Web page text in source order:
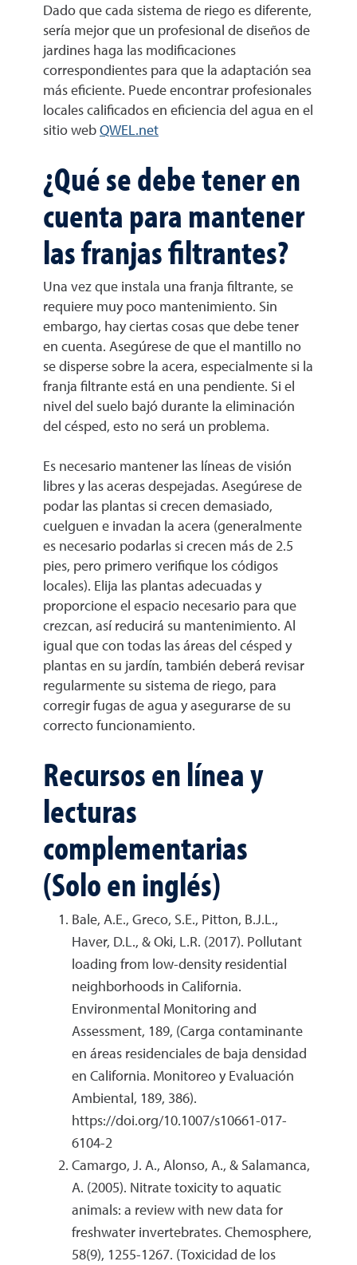
Dado que cada sistema de riego es diferente,
sería mejor que un profesional de diseños de
jardines haga las modificaciones
correspondientes para que la adaptación sea
más eficiente. Puede encontrar profesionales
locales calificados en eficiencia del agua en el
sitio webQWEL.net
¿Qué se debe tener en
cuenta para mantener
las franjas filtrantes?
Una vez que instala una franja filtrante, se
requiere muy poco mantenimiento. Sin
embargo, hay ciertas cosas que debe tener
en cuenta. Asegúrese de que el mantillo no
se disperse sobre la acera, especialmente si la
franja filtrante está en una pendiente. Si el
nivel del suelo bajó durante la eliminación
del césped, esto no será un problema.
Es necesario mantener las líneas de visión
libres y las aceras despejadas. Asegúrese de
podar las plantas si crecen demasiado,
cuelguen e invadan la acera (generalmente
es necesario podarlas si crecen más de 2.5
pies, pero primero verifique los códigos
locales). Elija las plantas adecuadas y
proporcione el espacio necesario para que
crezcan, así reducirá su mantenimiento. Al
igual que con todas las áreas del césped y
plantas en su jardín, también deberá revisar
regularmente su sistema de riego, para
corregir fugas de agua y asegurarse de su
correcto funcionamiento.
Recursos en línea y
lecturas
complementarias
(Solo en inglés)
Bale, A.E., Greco, S.E., Pitton, B.J.L.,
Haver, D.L., & Oki, L.R. (2017). Pollutant
loading from low-density residential
neighborhoods in California.
Environmental Monitoring and
Assessment, 189, (Carga contaminante
en áreas residenciales de baja densidad
en California. Monitoreo y Evaluación
Ambiental, 189, 386).
https://doi.org/10.1007/s10661-017-
6104-2
Camargo, J. A., Alonso, A., & Salamanca,
A. (2005). Nitrate toxicity to aquatic
animals: a review with new data for
freshwater invertebrates. Chemosphere,
58(9), 1255-1267. (Toxicidad de los